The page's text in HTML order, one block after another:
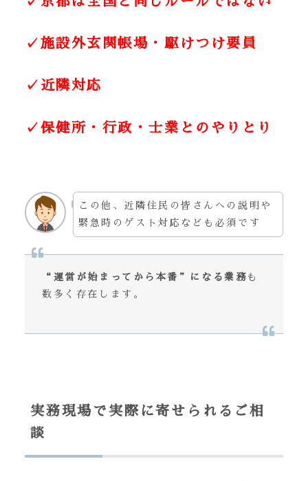
✓施設外玄関帳場・駆けつけ要員
✓近隣対応
✓保健所・行政・士業とのやりとり
この他、近隣住民の皆さんへの説明や
緊急時のゲスト対応なども必須です
“運営が始まってから本番”になる業務 も
数多く存在します。
実務現場で実際に寄せられるご相
談